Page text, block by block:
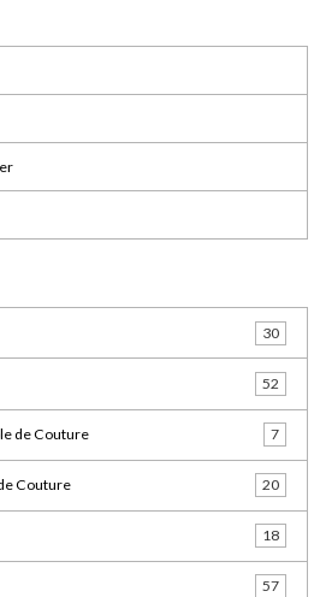
30
52
de Couture 7
Couture 20
18
57